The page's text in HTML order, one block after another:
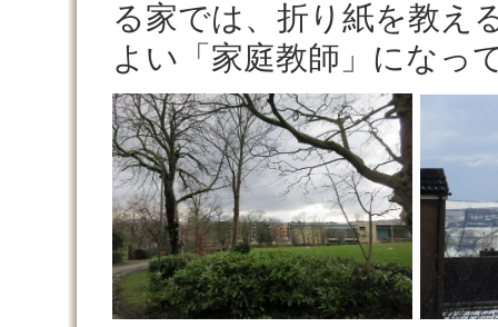
る家では、折り紙を教え
よい「家庭教師」になっ